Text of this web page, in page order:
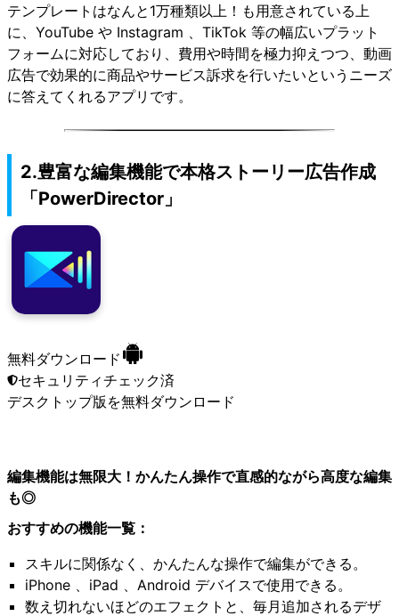
テンプレートはなんと1万種類以上！も用意されている上
に、YouTube や Instagram 、TikTok 等の幅広いプラット
フォームに対応しており、費用や時間を極力抑えつつ、動画
広告で効果的に商品やサービス訴求を行いたいというニーズ
に答えてくれるアプリです。
2.豊富な編集機能で本格ストーリー広告作成
「PowerDirector」
無料ダウンロード
セキュリティチェック済
デスクトップ版 を無料ダウンロード
編集機能は無限大！かんたん操作で直感的ながら高度な編集
も◎
おすすめの機能一覧：
スキルに関係なく、かんたんな操作で編集ができる。
iPhone 、iPad 、Android デバイスで使用できる。
数え切れないほどのエフェクトと、毎月追加されるデザ